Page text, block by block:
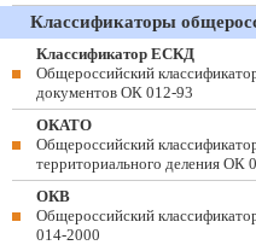
Классификаторы
Классификатор ЕСКД
Общероссийский
документов ОК 012-93
ОКАТО
Общероссийский
территориального деления ОК
ОКВ
Общероссийский
014-2000